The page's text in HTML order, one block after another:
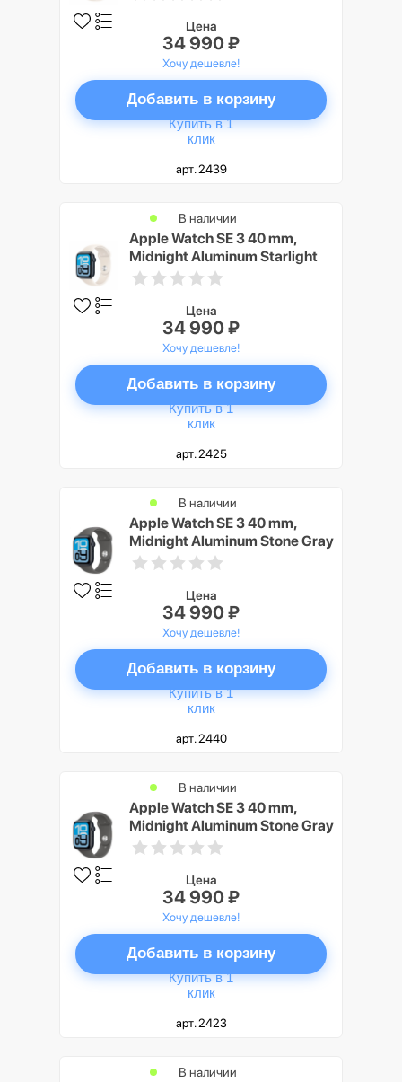
Цена
34 990 ₽
Хочу дешевле!
Добавить в корзину
Купить в 1
клик
арт. 2439
Apple Watch SE 3 40 mm,
Midnight Aluminum Starlight
Sport Band S/M
В наличии
Цена
34 990 ₽
Хочу дешевле!
Добавить в корзину
Купить в 1
клик
арт. 2425
Apple Watch SE 3 40 mm,
Midnight Aluminum Stone Gray
Sport Band M/L
В наличии
Цена
34 990 ₽
Хочу дешевле!
Добавить в корзину
Купить в 1
клик
арт. 2440
Apple Watch SE 3 40 mm,
Midnight Aluminum Stone Gray
Sport Band S/M
В наличии
Цена
34 990 ₽
Хочу дешевле!
Добавить в корзину
Купить в 1
клик
арт. 2423
В наличии